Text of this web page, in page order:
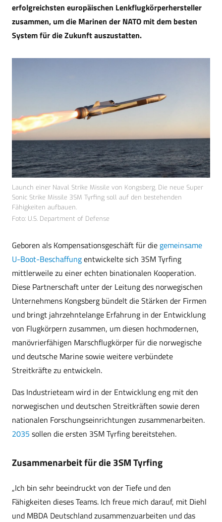
erfolgreichsten europäischen Lenkflugkörperhersteller
zusammen, um die Marinen der NATO mit dem besten
System für die Zukunft auszustatten.
Launch einer Naval Strike Missile von Kongsberg. Die neue Super
Sonic Strike Missile 3SM Tyrfing soll auf den bestehenden
Fähigkeiten aufbauen.
Foto: U.S. Department of Defense
Geboren als Kompensationsgeschäft für die gemeinsame
U-Boot-Beschaffungentwickelte sich 3SM Tyrfing
mittlerweile zu einer echten binationalen Kooperation.
Diese Partnerschaft unter der Leitung des norwegischen
Unternehmens Kongsberg bündelt die Stärken der Firmen
und bringt jahrzehntelange Erfahrung in der Entwicklung
von Flugkörpern zusammen, um diesen hochmodernen,
manövrierfähigen Marschflugkörper für die norwegische
und deutsche Marine sowie weitere verbündete
Streitkräfte zu entwickeln.
Das Industrieteam wird in der Entwicklung eng mit den
norwegischen und deutschen Streitkräften sowie deren
nationalen Forschungseinrichtungen zusammenarbeiten.
2035 sollen die ersten 3SM Tyrfing bereitstehen.
Zusammenarbeit für die 3SM Tyrfing
„Ich bin sehr beeindruckt von der Tiefe und den
Fähigkeiten dieses Teams. Ich freue mich darauf, mit Diehl
und MBDA Deutschland zusammenzuarbeiten und das